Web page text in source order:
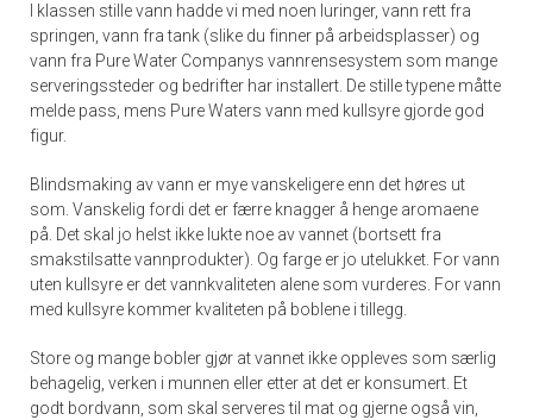
I klassen stille vann hadde vi med noen luringer, vann rett fra
springen, vann fra tank (slike du finner på arbeidsplasser) og
vann fra Pure Water Companys vannrensesystem som mange
serveringssteder og bedrifter har installert. De stille typene måtte
melde pass, mens Pure Waters vann med kullsyre gjorde god
figur.
Blindsmaking av vann er mye vanskeligere enn det høres ut
som. Vanskelig fordi det er færre knagger å henge aromaene
på. Det skal jo helst ikke lukte noe av vannet (bortsett fra
smakstilsatte vannprodukter). Og farge er jo utelukket. For vann
uten kullsyre er det vannkvaliteten alene som vurderes. For vann
med kullsyre kommer kvaliteten på boblene i tillegg.
Store og mange bobler gjør at vannet ikke oppleves som særlig
behagelig, verken i munnen eller etter at det er konsumert. Et
godt bordvann, som skal serveres til mat og gjerne også vin,